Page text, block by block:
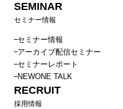
SEMINAR
セミナー情報
セミナー情報
アーカイブ配信セミナー
セミナーレポート
NEWONE TALK
RECRUIT
採用情報